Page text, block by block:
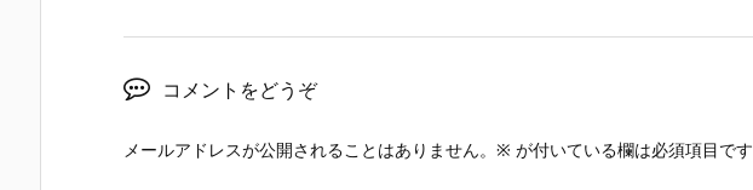
コメントをどうぞ
メールアドレスが公開されることはありません。 ※ が付いている欄は必須項目です